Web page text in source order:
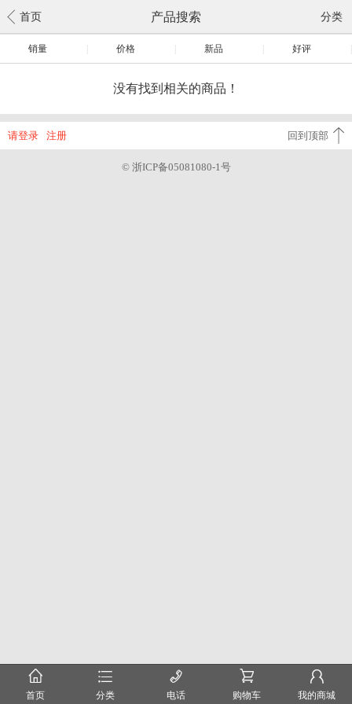
首页 产品搜索 分类
销量 价格 新品 好评
没有找到相关的商品！
请登录 注册 回到顶部
© 浙ICP备05081080-1号
󰂠
首页
󰂦
分类
󰄫
电话
󰂟
购物车
󰂢
我的商城